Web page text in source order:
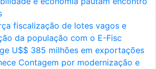
fiscalização de lotes vagos e
da população com o E-Fisc
U$$ 385 milhões em exportações
Contagem por modernização e